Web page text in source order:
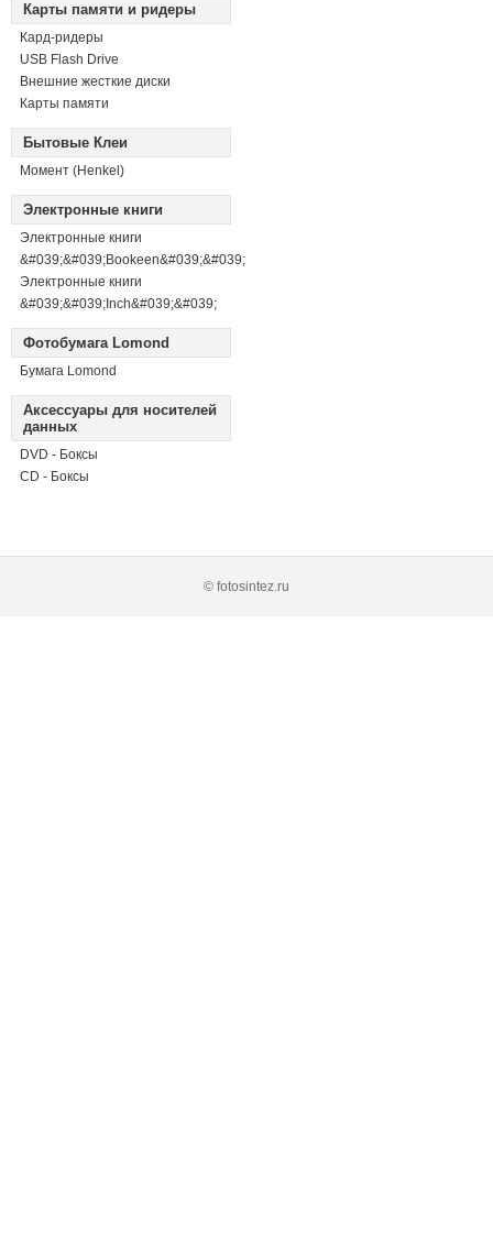
Карты памяти и ридеры
Кард-ридеры
USB Flash Drive
Внешние жесткие диски
Карты памяти
Бытовые Клеи
Момент (Henkel)
Электронные книги
Электронные книги
&#039;&#039;Bookeen&#039;&#039;
Электронные книги
&#039;&#039;Inch&#039;&#039;
Фотобумага Lomond
Бумага Lomond
Аксессуары для носителей
данных
DVD - Боксы
CD - Боксы
© fotosintez.ru